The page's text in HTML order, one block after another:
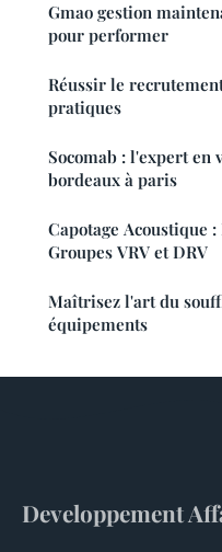
Gmao gestion
pour performer
Réussir le
pratiques
Socomab : l'expert
bordeaux à paris
Capotage Acoustique
Groupes VRV et DRV
Maîtrisez l'art du
équipements
Developpement